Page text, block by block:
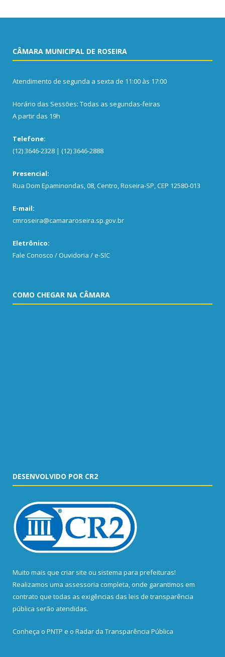
CÂMARA MUNICIPAL DE ROSEIRA
Atendimento de segunda a sexta de 11:00 às 17:00
Horário das Sessões: Todas as segundas-feiras
A partir das 19h
Telefone:
(12) 3646-2328 | (12) 3646-2888
Presencial:
Rua Dom Epaminondas, 08, Centro, Roseira-SP, CEP 12580-013
E-mail:
cmroseira@camararoseira.sp.gov.br
Eletrônico:
Fale Conosco / Ouvidoria / e-SIC
COMO CHEGAR NA CÂMARA
DESENVOLVIDO POR CR2
Muito mais que criar site ou sistema para prefeituras!
Realizamos uma assessoria completa, onde garantimos em
contrato que todas as exigências das leis de transparência
pública serão atendidas.
Conheça o PNTP e o Radar da Transparência Pública